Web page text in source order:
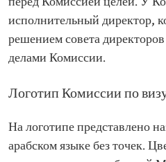
исполнительный директор,
решением совета
делами Комиссии.
Логотип Комиссии по
На логотипе представлено
арабском языке без точек.